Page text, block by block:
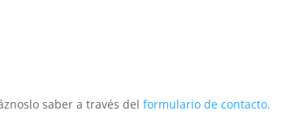
saber a través delformulario de contacto.